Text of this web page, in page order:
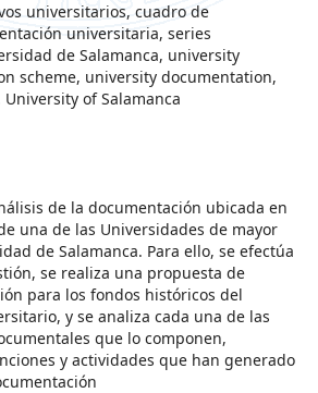
universitarios, cuadro de
universitaria, series
de Salamanca, university
scheme, university documentation,
of Salamanca
de la documentación ubicada en
una de las Universidades de mayor
de Salamanca. Para ello, se efectúa
se realiza una propuesta de
para los fondos históricos del
y se analiza cada una de las
que lo componen,
y actividades que han generado